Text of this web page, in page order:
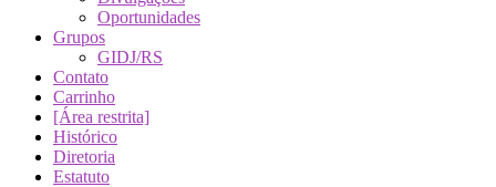
Oportunidades
Grupos
GIDJ/RS
Contato
Carrinho
[Área restrita]
Histórico
Diretoria
Estatuto